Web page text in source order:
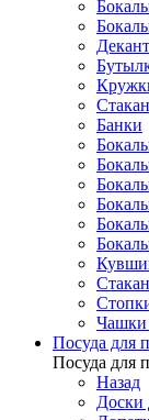
Банки
Чашки
Посуда для
Посуда для
Назад
Доски